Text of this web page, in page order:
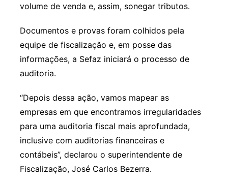
volume de venda e, assim, sonegar tributos.
Documentos e provas foram colhidos pela
equipe de fiscalização e, em posse das
informações, a Sefaz iniciará o processo de
auditoria.
“Depois dessa ação, vamos mapear as
empresas em que encontramos irregularidades
para uma auditoria fiscal mais aprofundada,
inclusive com auditorias financeiras e
contábeis”, declarou o superintendente de
Fiscalização, José Carlos Bezerra.